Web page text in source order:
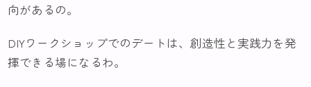
向があるの。
DIYワークショップでのデートは、創造性と実践力を発
揮できる場になるわ。